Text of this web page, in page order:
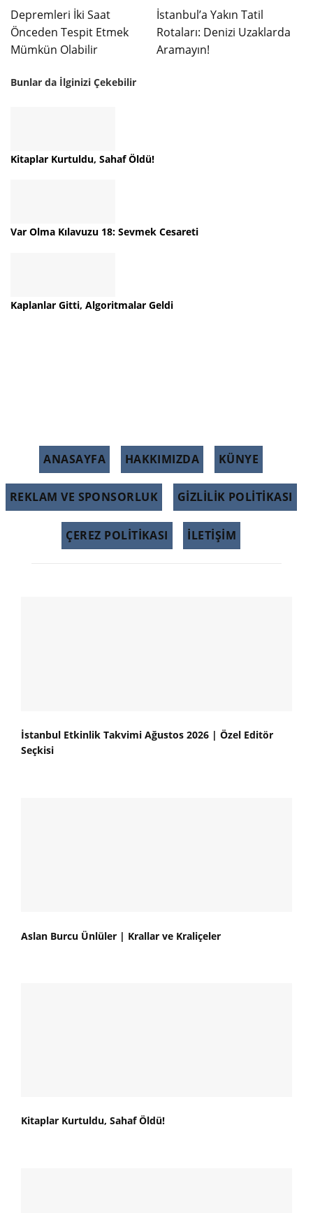
Depremleri İki Saat
Önceden Tespit Etmek
Mümkün Olabilir
İstanbul’a Yakın Tatil
Rotaları: Denizi Uzaklarda
Aramayın!
Bunlar da İlginizi Çekebilir
Kitaplar Kurtuldu, Sahaf Öldü!
Var Olma Kılavuzu 18: Sevmek Cesareti
Kaplanlar Gitti, Algoritmalar Geldi
ANASAYFA HAKKIMIZDA KÜNYE
REKLAM VE SPONSORLUK GIZLILIK POLITIKASI
ÇEREZ POLITIKASI İLETİŞİM
İstanbul Etkinlik Takvimi Ağustos 2026 | Özel Editör
Seçkisi
Aslan Burcu Ünlüler | Krallar ve Kraliçeler
Kitaplar Kurtuldu, Sahaf Öldü!